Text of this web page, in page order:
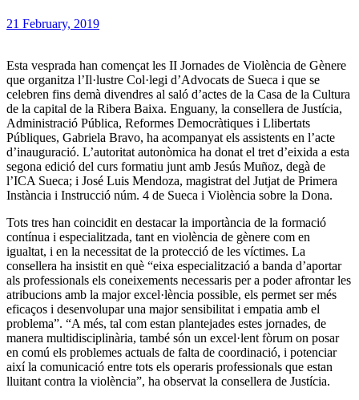
21 February, 2019
Esta vesprada han començat les II Jornades de Violència de Gènere
que organitza l’Il·lustre Col·legi d’Advocats de Sueca i que se
celebren fins demà divendres al saló d’actes de la Casa de la Cultura
de la capital de la Ribera Baixa. Enguany, la consellera de Justícia,
Administració Pública, Reformes Democràtiques i Llibertats
Públiques, Gabriela Bravo, ha acompanyat els assistents en l’acte
d’inauguració. L’autoritat autonòmica ha donat el tret d’eixida a esta
segona edició del curs formatiu junt amb Jesús Muñoz, degà de
l’ICA Sueca; i José Luis Mendoza, magistrat del Jutjat de Primera
Instància i Instrucció núm. 4 de Sueca i Violència sobre la Dona.
Tots tres han coincidit en destacar la importància de la formació
contínua i especialitzada, tant en violència de gènere com en
igualtat, i en la necessitat de la protecció de les víctimes. La
consellera ha insistit en què “eixa especialització a banda d’aportar
als professionals els coneixements necessaris per a poder afrontar les
atribucions amb la major excel·lència possible, els permet ser més
eficaços i desenvolupar una major sensibilitat i empatia amb el
problema”. “A més, tal com estan plantejades estes jornades, de
manera multidisciplinària, també són un excel·lent fòrum on posar
en comú els problemes actuals de falta de coordinació, i potenciar
així la comunicació entre tots els operaris professionals que estan
lluitant contra la violència”, ha observat la consellera de Justícia.